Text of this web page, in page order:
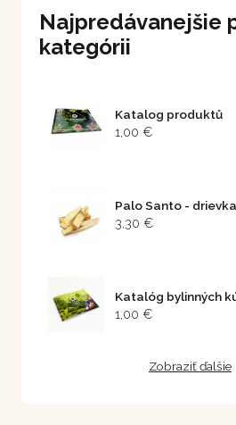
Najpredávanejšie
kategórii
Katalog produktů
1,00 €
Palo Santo -
3,30 €
Katalóg bylinných
1,00 €
Zobraziť ďalšie